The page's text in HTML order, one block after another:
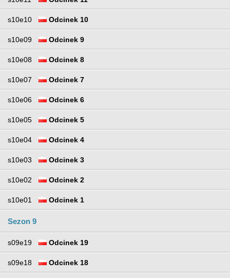
s10e10 Odcinek 10
s10e09 Odcinek 9
s10e08 Odcinek 8
s10e07 Odcinek 7
s10e06 Odcinek 6
s10e05 Odcinek 5
s10e04 Odcinek 4
s10e03 Odcinek 3
s10e02 Odcinek 2
s10e01 Odcinek 1
Sezon 9
s09e19 Odcinek 19
s09e18 Odcinek 18